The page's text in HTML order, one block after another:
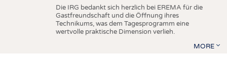
Die IRG bedankt sich herzlich bei EREMA für die
Gastfreundschaft und die Öffnung ihres
Technikums, was dem Tagesprogramm eine
wertvolle praktische Dimension verlieh.
MORE